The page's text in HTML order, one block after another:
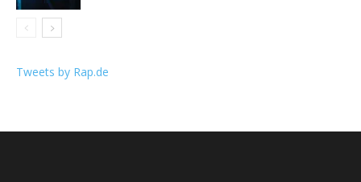
Tweets by Rap.de